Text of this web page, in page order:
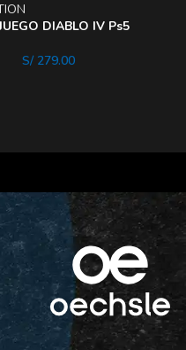
DIABLO IV Ps5
S/279.00